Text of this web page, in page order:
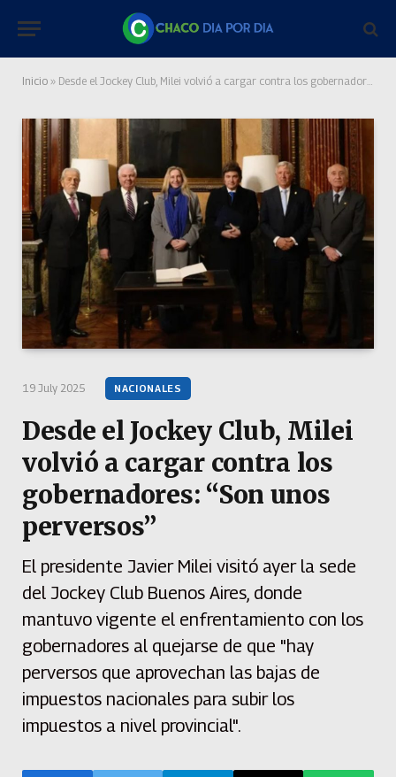
Inicio » Desde el Jockey Club, Milei volvió a cargar contra los gobernadores: “Son unos perversos”
19 July 2025 NACIONALES
Desde el Jockey Club, Milei
volvió a cargar contra los
gobernadores: “Son unos
perversos”
El presidente Javier Milei visitó ayer la sede
del Jockey Club Buenos Aires, donde
mantuvo vigente el enfrentamiento con los
gobernadores al quejarse de que "hay
perversos que aprovechan las bajas de
impuestos nacionales para subir los
impuestos a nivel provincial".